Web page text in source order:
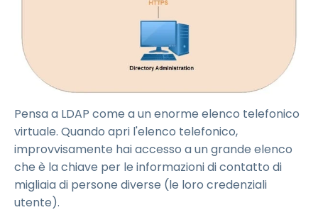
Pensa a LDAP come a un enorme elenco telefonico
virtuale. Quando apri l'elenco telefonico,
improvvisamente hai accesso a un grande elenco
che è la chiave per le informazioni di contatto di
migliaia di persone diverse (le loro credenziali
utente).